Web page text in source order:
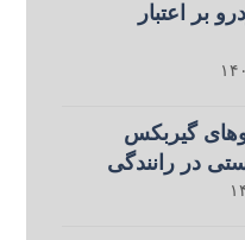
بر اعتبار
گیربکس
در رانندگی